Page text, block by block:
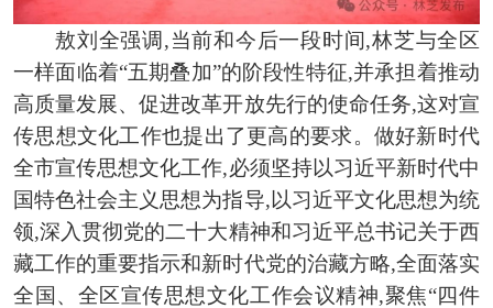
敖刘全强调,当前和今后一段时间,林芝与全区
一样面临着“五期叠加”的阶段性特征,并承担着推动
高质量发展、促进改革开放先行的使命任务,这对宣
传思想文化工作也提出了更高的要求。做好新时代
全市宣传思想文化工作,必须坚持以习近平新时代中
国特色社会主义思想为指导,以习近平文化思想为统
领,深入贯彻党的二十大精神和习近平总书记关于西
藏工作的重要指示和新时代党的治藏方略,全面落实
全国、全区宣传思想文化工作会议精神,聚焦“四件